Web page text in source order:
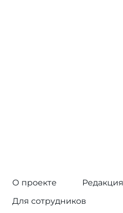
О проекте
Редакция
Для сотрудников